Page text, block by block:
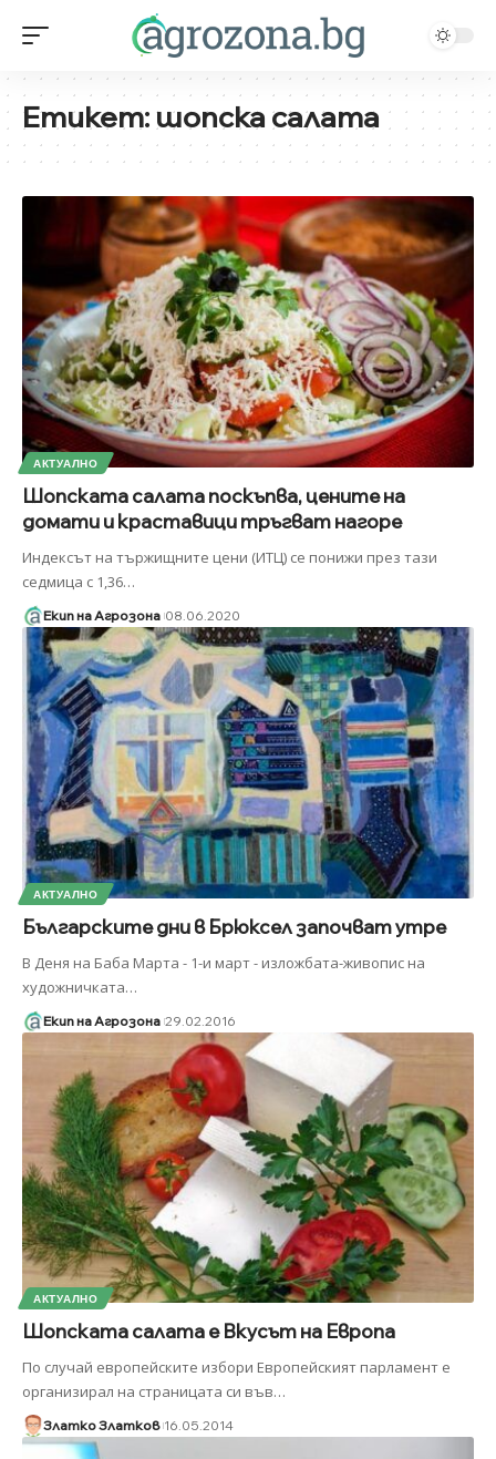
Етикет:шопска салата
АКТУАЛНО
Шопската салата поскъпва, цените на
домати и краставици тръгват нагоре
Индексът на тържищните цени (ИТЦ) се понижи през тази
седмица с 1,36…
Екип на Агрозона 08.06.2020
АКТУАЛНО
Българските дни в Брюксел започват утре
В Деня на Баба Марта - 1-и март - изложбата-живопис на
художничката…
Екип на Агрозона 29.02.2016
АКТУАЛНО
Шопската салата е Вкусът на Европа
По случай европейските избори Европейският парламент е
организирал на страницата си във…
Златко Златков 16.05.2014